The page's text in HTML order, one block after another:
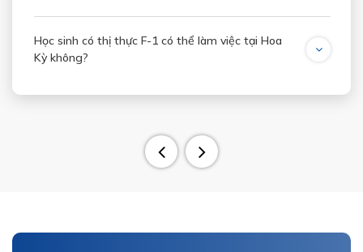
Học sinh có thị thực F-1 có thể làm việc tại Hoa
Kỳ không?